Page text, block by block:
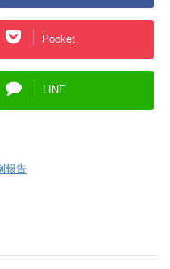
Pocket
LINE
報告